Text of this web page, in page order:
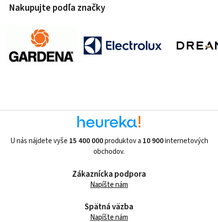
Nakupujte podľa značky
U nás nájdete vyše 15 400 000produktov a 10 900internetových
obchodov.
Zákaznícka podpora
Napíšte nám
Spätná väzba
Napíšte nám